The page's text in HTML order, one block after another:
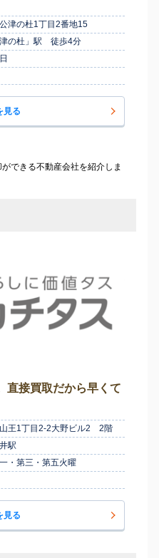
津の杜1丁目2番地15
の杜」駅 徒歩4分
見る
できる不動産会社を紹介しま
直接買取だから早くて
王1丁目2-2大野ビル2 2階
駅
・第三・第五火曜
見る